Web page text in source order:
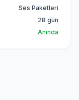
Ses Paketleri
28 gün
Anında